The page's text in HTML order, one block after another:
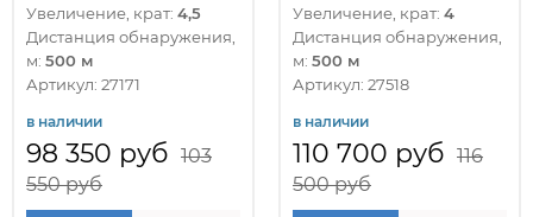
Увеличение, крат: 4,5
Дистанция обнаружения,
м: 500 м
Артикул: 27171
в наличии
98 350 руб 103
550 руб
Увеличение, крат: 4
Дистанция обнаружения,
м: 500 м
Артикул: 27518
в наличии
110 700 руб 116
500 руб